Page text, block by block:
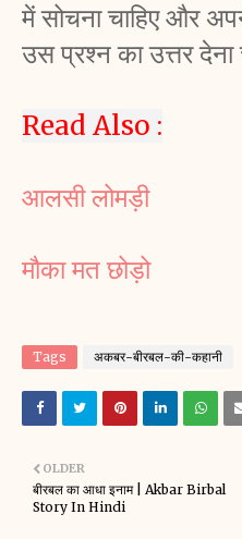
में सोचना चाहिए और
उस प्रश्न का उत्तर देना
Read Also :
आलसी लोमड़ी
मौका मत छोड़ो
Tags अकबर-बीरबल-की-कहानी
OLDER
बीरबल का आधा इनाम | Akbar Birbal
Story In Hindi